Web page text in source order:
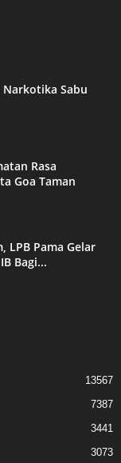
Sabu
Rasa
Goa Taman
LPB Pama Gelar
Bagi...
13567
7387
3441
3073